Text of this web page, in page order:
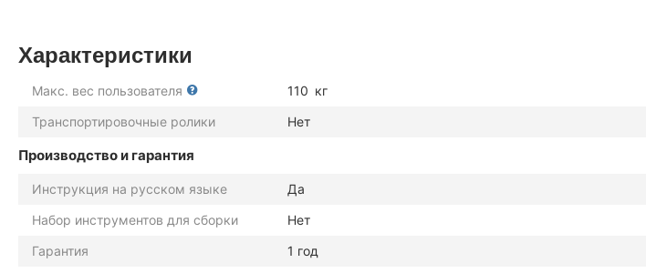
Характеристики
Макс. вес пользователя 110 кг
Транспортировочные ролики
Нет
Производство и гарантия
Инструкция на русском языке
Да
Набор инструментов для сборки
Нет
Гарантия
1 год